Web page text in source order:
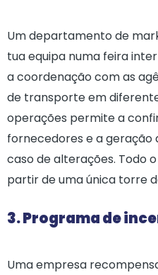
Um departamento de
tua equipa numa feira
a coordenação com as
de transporte em
operações permite a
fornecedores e a
caso de alterações. Todo
partir de uma única torre
3. Programa de
Uma empresa